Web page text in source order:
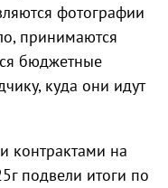
фотографии
принимаются
бюджетные
куда они идут
контрактами на
подвели итоги по